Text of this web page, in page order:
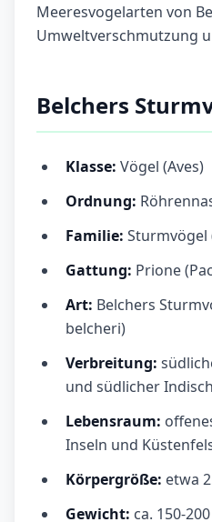
Meeresvogelarten von
Umweltverschmutzung
Belchers
Klasse: Vögel (Aves)
Ordnung:
Familie: Sturmvögel
Gattung: Prione
Art: Belchers
belcheri)
Verbreitung:
und südlicher
Lebensraum:
Inseln und
Körpergröße: etwa
Gewicht: ca. 150-